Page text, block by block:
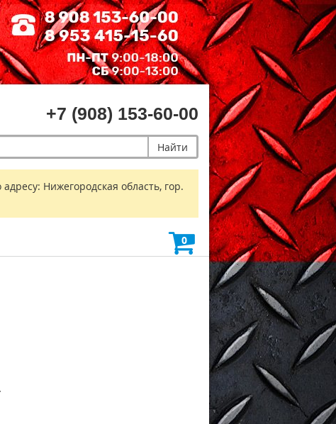
+7 (908) 153-60-00
Найти
Нижегородская область, гор.
0